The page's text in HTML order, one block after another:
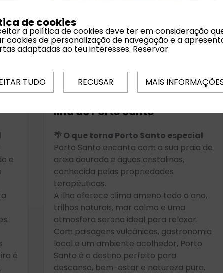
e
é
Ilha de Porto Santo
🌴 O que torna Porto Santo especial
Porto Santo encanta com a sua praia de
areia dourada e águas cristalinas,
conhecida pelas propriedades
terapêuticas.
A ilha oferece clima ameno todo o ano,
trilhos naturais, mar calmo e uma
atmosfera serena ideal para relaxar.
Com paisagens vulcânicas, gastronomia
local e um ambiente acolhedor, Porto
Santo é o destino perfeito para
descanso, bem-estar e natureza pura.
de cookies
a política de cookies deve ter em consideração
cookies de personalização de navegação e a
adaptadas ao teu interesses. Reservar
TUDO RECUSAR MAIS INFORMAÇÕES